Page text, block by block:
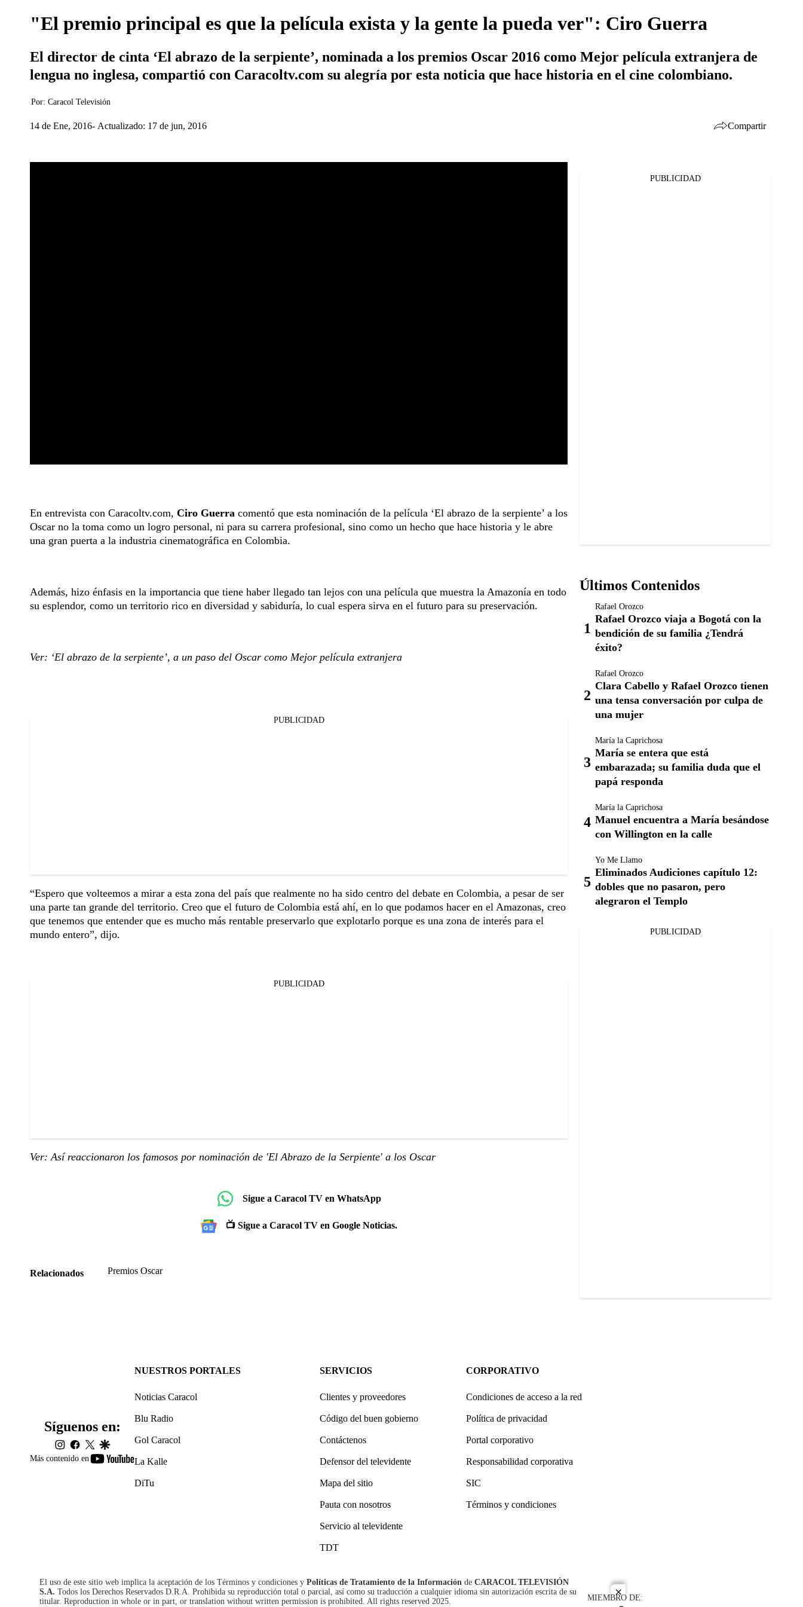
close
"El premio principal es que la película exista y la gente la pueda ver": Ciro Guerra
El director de cinta ‘El abrazo de la serpiente’, nominada a los premios Oscar 2016 como Mejor película extranjera de
lengua no inglesa, compartió con Caracoltv.com su alegría por esta noticia que hace historia en el cine colombiano.
Por: Caracol Televisión
14 de Ene, 2016 Actualizado: 17 de jun, 2016 Compartir
En entrevista con Caracoltv.com, Ciro Guerra comentó que esta nominación de la película ‘El abrazo de la serpiente’ a los
Oscar no la toma como un logro personal, ni para su carrera profesional, sino como un hecho que hace historia y le abre
una gran puerta a la industria cinematográfica en Colombia.
Además, hizo énfasis en la importancia que tiene haber llegado tan lejos con una película que muestra la Amazonía en todo
su esplendor, como un territorio rico en diversidad y sabiduría, lo cual espera sirva en el futuro para su preservación.
Ver: ‘El abrazo de la serpiente’, a un paso del Oscar como Mejor película extranjera
PUBLICIDAD
“Espero que volteemos a mirar a esta zona del país que realmente no ha sido centro del debate en Colombia, a pesar de ser
una parte tan grande del territorio. Creo que el futuro de Colombia está ahí, en lo que podamos hacer en el Amazonas, creo
que tenemos que entender que es mucho más rentable preservarlo que explotarlo porque es una zona de interés para el
mundo entero”, dijo.
PUBLICIDAD
Ver: Así reaccionaron los famosos por nominación de 'El Abrazo de la Serpiente' a los Oscar
Sigue a Caracol TV en WhatsApp
📺 Sigue a Caracol TV en Google Noticias.
Relacionados Premios Oscar
PUBLICIDAD
Últimos Contenidos
Rafael Orozco
Rafael Orozco viaja a Bogotá con la
bendición de su familia ¿Tendrá
éxito?
Rafael Orozco
Clara Cabello y Rafael Orozco tienen
una tensa conversación por culpa de
una mujer
María la Caprichosa
María se entera que está
embarazada; su familia duda que el
papá responda
María la Caprichosa
Manuel encuentra a María besándose
con Willington en la calle
Yo Me Llamo
Eliminados Audiciones capítulo 12:
dobles que no pasaron, pero
alegraron el Templo
PUBLICIDAD
Más contenido en
youtube-
Síguenos en:
instagram
facebook
twittergoogle
NUESTROS PORTALES
Noticias Caracol
Blu Radio
Gol Caracol
La Kalle
DiTu
SERVICIOS
Clientes y proveedores
Código del buen gobierno
Contáctenos
Defensor del televidente
Mapa del sitio
Pauta con nosotros
Servicio al televidente
TDT
CORPORATIVO
Condiciones de acceso a la red
Política de privacidad
Portal corporativo
Responsabilidad corporativa
SIC
Términos y condiciones
El uso de este sitio web implica la aceptación de los Términos y condiciones y Políticas de Tratamiento de la Información de CARACOL TELEVISIÓN
S.A. Todos los Derechos Reservados D.R.A. Prohibida su reproducción total o parcial, así como su traducción a cualquier idioma sin autorización escrita de su
titular. Reproduction in whole or in part, or translation without written permission is prohibited. All rights reserved 2025.
MIEMBRO DE: